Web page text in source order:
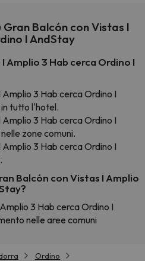
Balcón con Vistas I
I AndStay
Amplio 3 Hab cerca Ordino I
3 Hab cerca Ordino I
tutto l'hotel.
3 Hab cerca Ordino I
zone comuni.
3 Hab cerca Ordino I
Balcón con Vistas I Amplio
3 Hab cerca Ordino I
nelle aree comuni
Ordino